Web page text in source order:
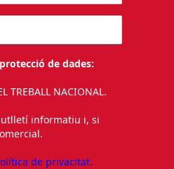
de dades:
TREBALL NACIONAL.
informatiu i, si
de privacitat.